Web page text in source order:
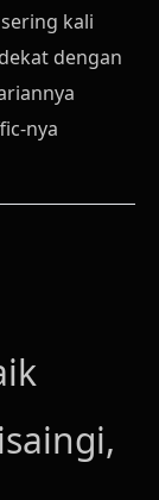
kali
dengan
nya